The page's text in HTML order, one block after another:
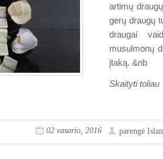
artimų
gerų draugų
draugai
musulmonų
įtaką. &nb
Skaityti
02 vasario, 2016 parengė